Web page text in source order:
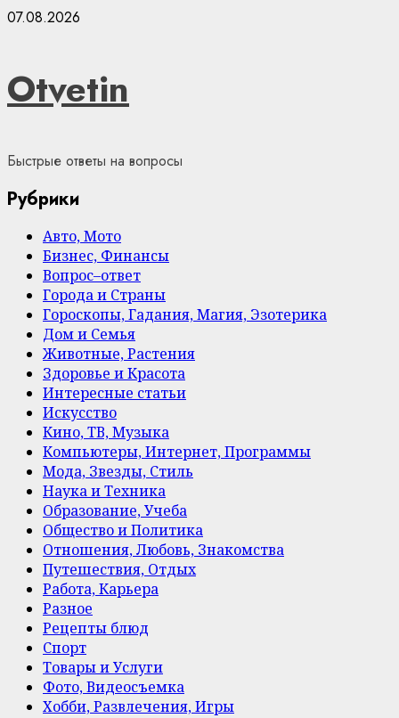
Skip
07.08.2026
Otvetin
Быстрые ответы на вопросы
Рубрики
Авто, Мото
Бизнес, Финансы
Вопрос–ответ
Города и Страны
Гороскопы, Гадания, Магия, Эзотерика
Дом и Семья
Животные, Растения
Здоровье и Красота
Интересные статьи
Искусство
Кино, ТВ, Музыка
Компьютеры, Интернет, Программы
Мода, Звезды, Стиль
Наука и Техника
Образование, Учеба
Общество и Политика
Отношения, Любовь, Знакомства
Путешествия, Отдых
Работа, Карьера
Разное
Рецепты блюд
Спорт
Товары и Услуги
Фото, Видеосъемка
Хобби, Развлечения, Игры